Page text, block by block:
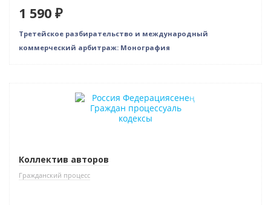
1 590 ₽
Третейское разбирательство и международный
коммерческий арбитраж: Монография
Коллектив авторов
Гражданский процесс